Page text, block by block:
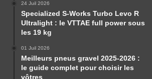
24 Juil 2026
Specialized S-Works Turbo Levo R
Ultralight : le VTTAE full power sous
les 19 kg
01 Juil 2026
Meilleurs pneus gravel 2025-2026 :
le guide complet pour choisir les
vôtres